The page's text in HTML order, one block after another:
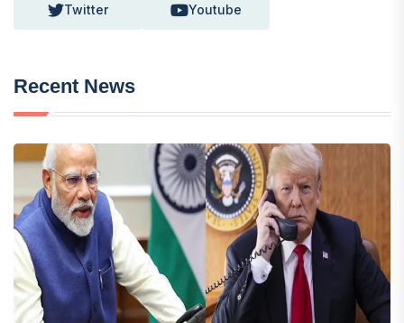
Twitter Youtube
Recent News